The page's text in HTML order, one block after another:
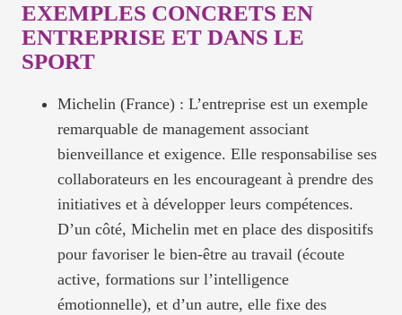
EXEMPLES CONCRETS EN
ENTREPRISE ET DANS LE
SPORT
Michelin (France) : L’entreprise est un exemple
remarquable de management associant
bienveillance et exigence. Elle responsabilise ses
collaborateurs en les encourageant à prendre des
initiatives et à développer leurs compétences.
D’un côté, Michelin met en place des dispositifs
pour favoriser le bien-être au travail (écoute
active, formations sur l’intelligence
émotionnelle), et d’un autre, elle fixe des